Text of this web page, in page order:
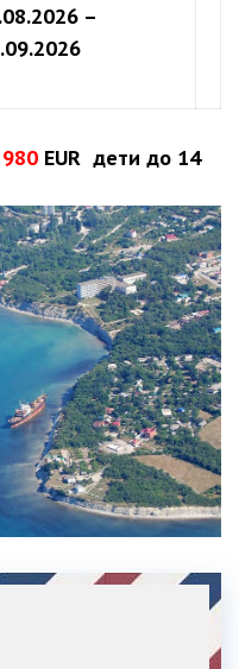
–
980 EUR дети до 14